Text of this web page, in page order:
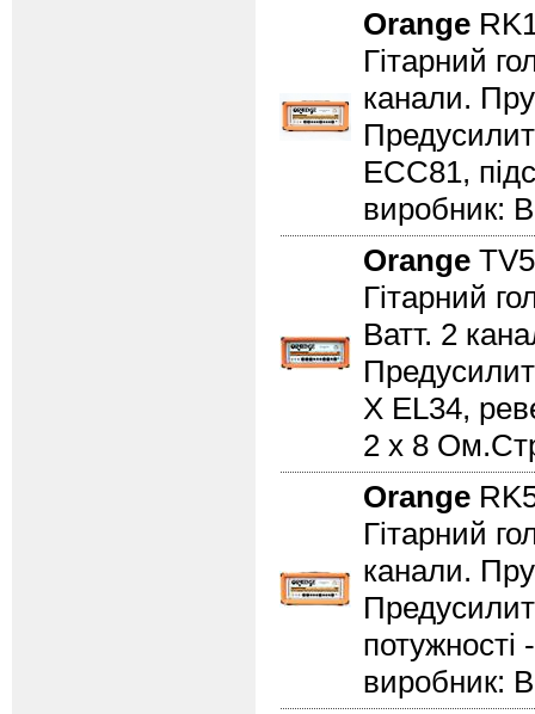
Orange
Гітарний
канали.
ECC81,
виробник:
Orange
Гітарний
Ватт. 2
X EL34,
2 х 8
Orange
Гітарний
канали.
виробник: